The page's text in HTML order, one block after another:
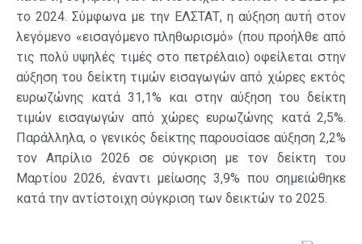
το 2024. Σύμφωνα με την ΕΛΣΤΑΤ, η αύξηση αυτή στον
λεγόμενο «εισαγόμενο πληθωρισμό» (που προήλθε από
τις πολύ υψηλές τιμές στο πετρέλαιο) οφείλεται στην
αύξηση του δείκτη τιμών εισαγωγών από χώρες εκτός
ευρωζώνης κατά 31,1% και στην αύξηση του δείκτη
τιμών εισαγωγών από χώρες ευρωζώνης κατά 2,5%.
Παράλληλα, ο γενικός δείκτης παρουσίασε αύξηση 2,2%
τον Απρίλιο 2026 σε σύγκριση με τον δείκτη του
Μαρτίου 2026, έναντι μείωσης 3,9% που σημειώθηκε
κατά την αντίστοιχη σύγκριση των δεικτών το 2025.